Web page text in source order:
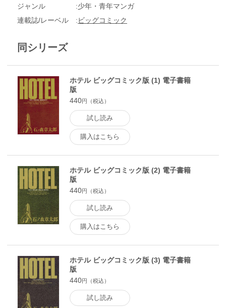
しまう。しかし、仕上がったコートを受け取った客は、「ボタ
話）▼創立20周年を迎えたプラトン。その記念パーティーで挨
ための大きな花束を用意するが、誰に渡すのか、スタッフには
教えてくれない…（第200話）。●その他の登場キャラクター
伯真理（第199話）、プラトン常連客・クロード（第200、205
話）、プラトン常連客・中島（第200、205話）、プラトン経
理担当常務・矢野（第204話）、沖縄プラトン嘱託スタッフ・
ジャンル
少年・青年マンガ
連載誌/レーベル
ビッグコミック
同シリーズ
ホテル ビッグコミック版 (1) 電子書籍
版
440円（税込）
試し読み
購入はこちら
ホテル ビッグコミック版 (2) 電子書籍
版
440円（税込）
試し読み
購入はこちら
ホテル ビッグコミック版 (3) 電子書籍
版
440円（税込）
試し読み